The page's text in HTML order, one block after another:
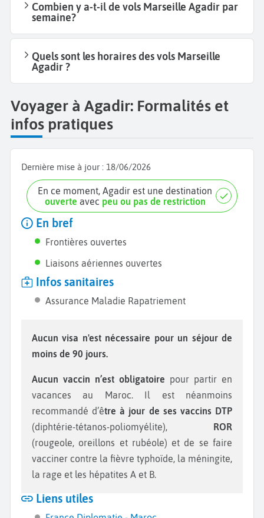
Combien y a-t-il de vols Marseille Agadir par
semaine?
Quels sont les horaires des vols Marseille
Agadir ?
Voyager à Agadir: Formalités et
infos pratiques
Dernière mise à jour : 18/06/2026
En ce moment, Agadir est une destination
ouverte avec peu ou pas de restriction
En bref
Frontières ouvertes
Liaisons aériennes ouvertes
Infos sanitaires
Assurance Maladie Rapatriement
Aucun visa n'est nécessaire pour un séjour de
moins de 90 jours.
Aucun vaccin n’est obligatoire pour partir en
vacances au Maroc. Il est néanmoins
recommandé d’être à jour de ses vaccins DTP
(diphtérie-tétanos-poliomyélite), ROR
(rougeole, oreillons et rubéole) et de se faire
vacciner contre la fièvre typhoïde, la méningite,
la rage et les hépatites A et B.
Liens utiles